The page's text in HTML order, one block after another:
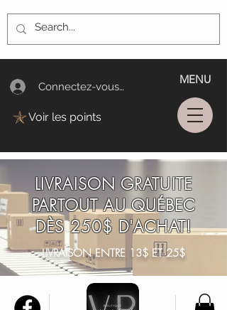
Connectez-vous/Log In
MENU
Voir les points
LIVRAISON GRATUITE
PARTOUT AU QUÉBEC
DÈS 250$ D'ACHAT!
LIVRAISON ENTRE 13$ ET 25$